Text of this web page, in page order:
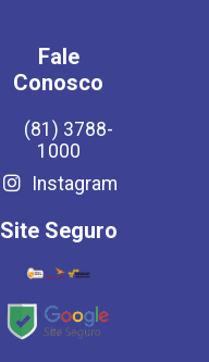
Fale
Conosco
(81) 3788-
1000
Instagram
Site Seguro